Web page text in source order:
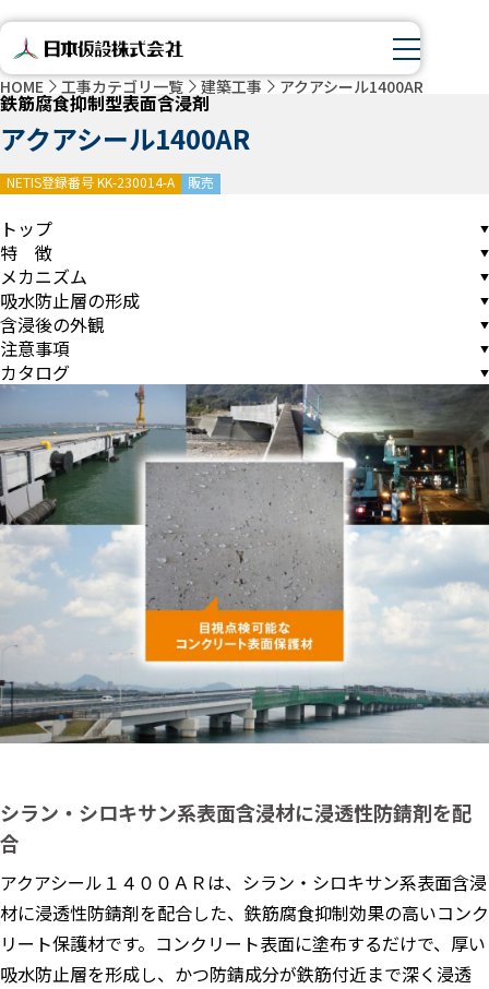
HOME 工事カテゴリ一覧 建築工事 アクアシール1400AR
鉄筋腐食抑制型表面含浸剤
アクアシール1400AR
NETIS登録番号 KK-230014-A 販売
トップ
特 徴
メカニズム
吸水防止層の形成
含浸後の外観
注意事項
カタログ
シラン・シロキサン系表面含浸材に浸透性防錆剤を配
合
アクアシール１４００ＡＲは、シラン・シロキサン系表面含浸
材に浸透性防錆剤を配合した、鉄筋腐食抑制効果の高いコンク
リート保護材です。コンクリート表面に塗布するだけで、厚い
吸水防止層を形成し、かつ防錆成分が鉄筋付近まで深く浸透